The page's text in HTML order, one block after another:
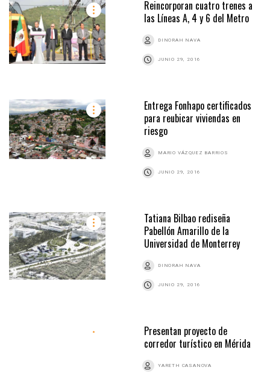
Reincorporan cuatro trenes a
las Líneas A, 4 y 6 del Metro
DINORAH NAVA
JUNIO 29, 2016
Entrega Fonhapo certificados
para reubicar viviendas en
riesgo
MARIO VÁZQUEZ BARRIOS
JUNIO 29, 2016
Tatiana Bilbao rediseña
Pabellón Amarillo de la
Universidad de Monterrey
DINORAH NAVA
JUNIO 29, 2016
Presentan proyecto de
corredor turístico en Mérida
YARETH CASANOVA